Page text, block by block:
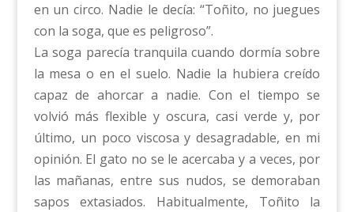
en un circo. Nadie le decía: “Toñito, no juegues
con la soga, que es peligroso”.
La soga parecía tranquila cuando dormía sobre
la mesa o en el suelo. Nadie la hubiera creído
capaz de ahorcar a nadie. Con el tiempo se
volvió más flexible y oscura, casi verde y, por
último, un poco viscosa y desagradable, en mi
opinión. El gato no se le acercaba y a veces, por
las mañanas, entre sus nudos, se demoraban
sapos extasiados. Habitualmente, Toñito la